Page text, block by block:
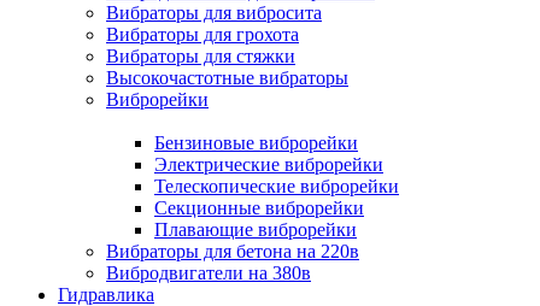
Вибраторы для вибросита
Вибраторы для грохота
Вибраторы для стяжки
Высокочастотные вибраторы
Виброрейки
Бензиновые виброрейки
Электрические виброрейки
Телескопические виброрейки
Секционные виброрейки
Плавающие виброрейки
Вибраторы для бетона на 220в
Вибродвигатели на 380в
Гидравлика